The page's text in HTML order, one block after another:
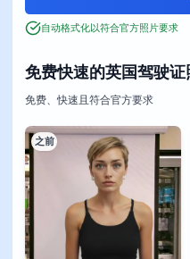
免费快速的英国驾驶证
免费、快速且符合官方要求
之前
自动格式化以符合官方照片要求